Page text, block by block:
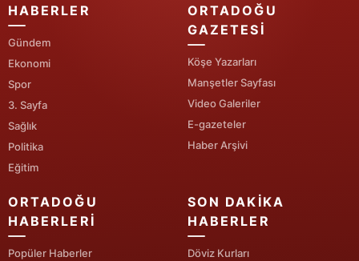
Bartın
Iğdır
Yalova
Karabük
Osmaniye
Düzce
HABERLER
Gündem
Ekonomi
Spor
3. Sayfa
Sağlık
Politika
Eğitim
ORTADOĞU
GAZETESI
Köşe Yazarları
Manşetler Sayfası
Video Galeriler
E-gazeteler
Haber Arşivi
ORTADOĞU
HABERLERI
Popüler Haberler
SON DAKIKA
HABERLER
Döviz Kurları